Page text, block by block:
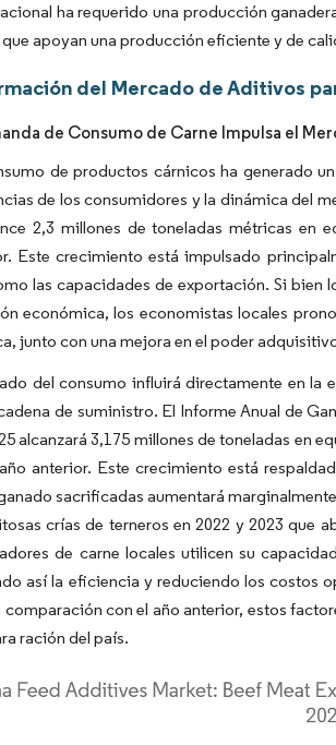
ha requerido una producción
apoyan una producción eficiente y de
del Mercado de Aditivos
de Consumo de Carne Impulsa el
de productos cárnicos ha generado
de los consumidores y la dinámica del
2,3 millones de toneladas métricas
Este crecimiento está impulsado
las capacidades de exportación. Si bien
económica, los economistas locales
junto con una mejora en el poder
del consumo influirá directamente en la
de suministro. El Informe Anual de
alcanzará 3,175 millones de toneladas en
anterior. Este crecimiento está
sacrificadas aumentará
crías de terneros en 2022 y 2023 que
de carne locales utilicen su
así la eficiencia y reduciendo los costos
comparación con el año anterior, estos
ración del país.